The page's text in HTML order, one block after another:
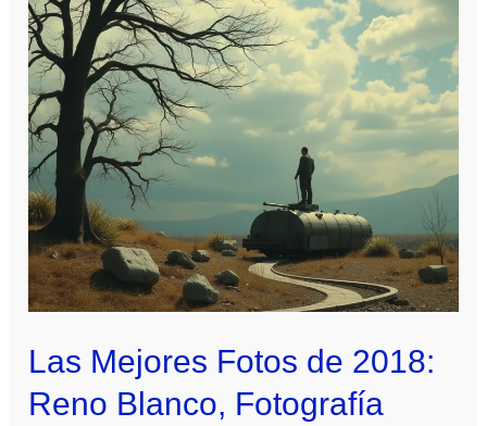
Las Mejores Fotos de 2018:
Reno Blanco, Fotografía